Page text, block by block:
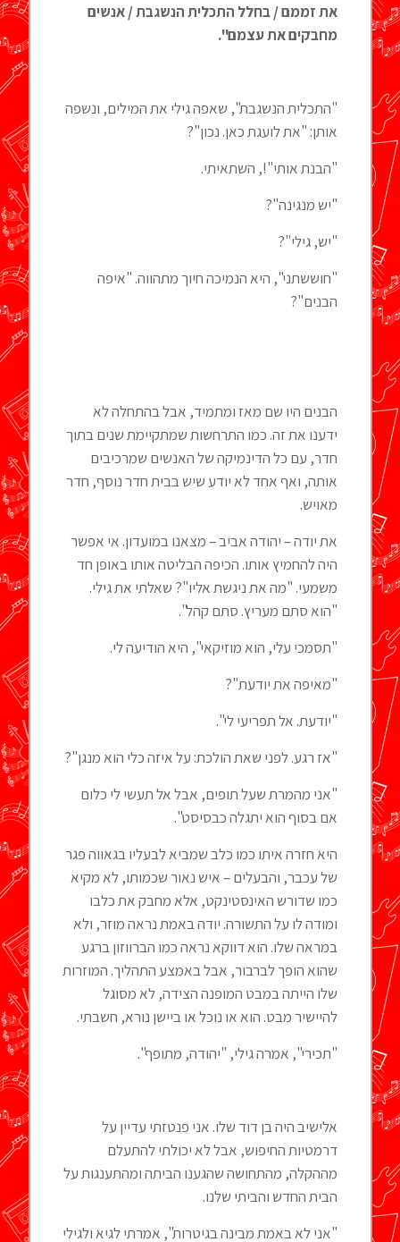
את זממם / בחלל התכלית הנשגבת / אנשים
מחבקים את עצמם".
"התכלית הנשגבת", שאפה גילי את המילים, ונשפה
אותן: "את לועגת כאן. נכון"?
"הבנת אותי"!, השתאיתי.
"יש מנגינה"?
"יש, גילי"?
"חוששתני", היא הנמיכה חיוך מתהווה. "איפה
הבנים"?
הבנים היו שם מאז ומתמיד, אבל בהתחלה לא
ידענו את זה. כמו התרחשות שמתקיימת שנים בתוך
חדר, עם כל הדינמיקה של האנשים שמרכיבים
אותה, ואף אחד לא יודע שיש בבית חדר נוסף, חדר
מאויש.
את יודה – יהודה אביב – מצאנו במועדון. אי אפשר
היה להחמיץ אותו. הכיפה הבליטה אותו באופן חד
משמעי. "מה את ניגשת אליו"? שאלתי את גילי.
"הוא סתם מעריץ. סתם קהל".
"תסמכי עלי, הוא מוזיקאי", היא הודיעה לי.
"מאיפה את יודעת"?
"יודעת. אל תפריעי לי".
"אז רגע. לפני שאת הולכת: על איזה כלי הוא מנגן"?
"אני מהמרת שעל תופים, אבל אל תעשי לי כלום
אם בסוף הוא יתגלה כבסיסט".
היא חזרה איתו כמו כלב שמביא לבעליו בגאווה פגר
של עכבר, והבעלים – איש נאור שכמותו, לא מקיא
כמו שדורש האינסטינקט, אלא מחבק את כלבו
ומודה לו על התשורה. יודה באמת נראה מוזר, ולא
במראה שלו. הוא דווקא נראה כמו הברווזון ברגע
שהוא הופך לברבור, אבל באמצע התהליך. המוזרות
שלו הייתה במבט המופנה הצידה, לא מסוגל
להיישיר מבט. הוא או נוכל או ביישן נורא, חשבתי.
"תכירי", אמרה גילי, "יהודה, מתופף".
אלישיב היה בן דוד שלו. אני פִנטזתי עדיין על
דרמטיות החיפוש, אבל לא יכולתי להתעלם
מההקלה, מהתחושה שהגענו הביתה ומהתענגות על
הבית החדש והביתי שלנו.
"אני לא באמת מבינה בגיטרות", אמרתי לגיא ולגילי